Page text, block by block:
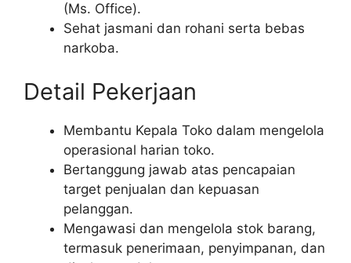
(Ms. Office).
Sehat jasmani dan rohani serta bebas
narkoba.
Detail Pekerjaan
Membantu Kepala Toko dalam mengelola
operasional harian toko.
Bertanggung jawab atas pencapaian
target penjualan dan kepuasan
pelanggan.
Mengawasi dan mengelola stok barang,
termasuk penerimaan, penyimpanan, dan